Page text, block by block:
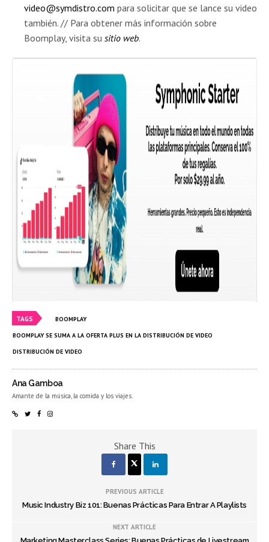
video@symdistro.com para solicitar que se lance su video
también. // Para obtener más información sobre
Boomplay, visita su sitio web.
TAGS BOOMPLAY
BOOMPLAY SE SUMA A LA OFERTA PLUS EN LA DISTRIBUCIÓN DE VIDEO
DISTRIBUCIÓN DE VIDEO
Ana Gamboa
Amante de la música, la comida y los viajes.
Share This
PREVIOUS ARTICLE
Music Industry Biz 101: Buenas Prácticas Para Entrar A Playlists
NEXT ARTICLE